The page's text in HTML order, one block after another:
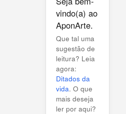
vindo(a) ao
AponArte.
Que tal uma
sugestão de
leitura? Leia
agora:
Ditados da
vida. O que
mais deseja
ler por aqui?